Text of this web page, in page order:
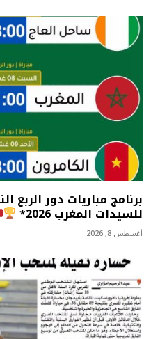
برنامج مباريات دور الربع
للسيدات المغرب 2026*
أغسطس 8, 2026